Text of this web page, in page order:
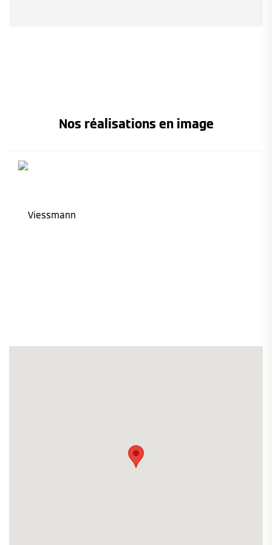
Nos réalisations en image